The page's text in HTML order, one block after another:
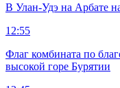
В Улан-Удэ на Арбате
12:55
Флаг комбината по
высокой горе Бурятии